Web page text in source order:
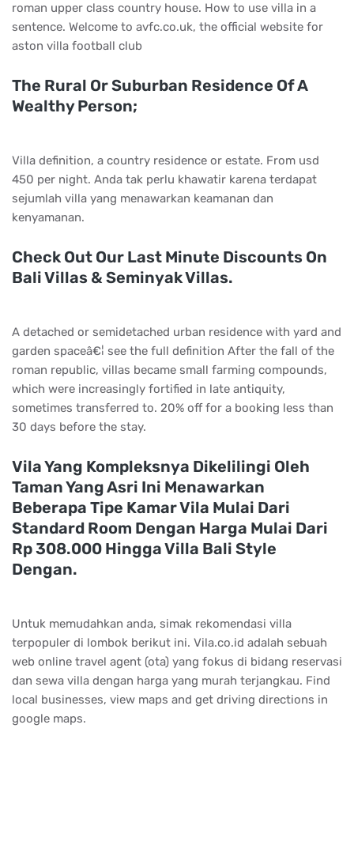
roman upper class country house. How to use villa in a
sentence. Welcome to avfc.co.uk, the official website for
aston villa football club
The Rural Or Suburban Residence Of A
Wealthy Person;
Villa definition, a country residence or estate. From usd
450 per night. Anda tak perlu khawatir karena terdapat
sejumlah villa yang menawarkan keamanan dan
kenyamanan.
Check Out Our Last Minute Discounts On
Bali Villas & Seminyak Villas.
A detached or semidetached urban residence with yard and
garden spaceâ€¦ see the full definition After the fall of the
roman republic, villas became small farming compounds,
which were increasingly fortified in late antiquity,
sometimes transferred to. 20% off for a booking less than
30 days before the stay.
Vila Yang Kompleksnya Dikelilingi Oleh
Taman Yang Asri Ini Menawarkan
Beberapa Tipe Kamar Vila Mulai Dari
Standard Room Dengan Harga Mulai Dari
Rp 308.000 Hingga Villa Bali Style
Dengan.
Untuk memudahkan anda, simak rekomendasi villa
terpopuler di lombok berikut ini. Vila.co.id adalah sebuah
web online travel agent (ota) yang fokus di bidang reservasi
dan sewa villa dengan harga yang murah terjangkau. Find
local businesses, view maps and get driving directions in
google maps.